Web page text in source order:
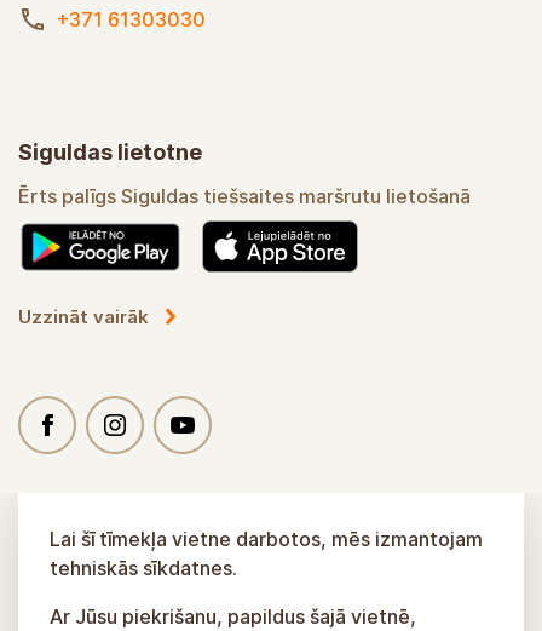
+371 61303030
Siguldas lietotne
Ērts palīgs Siguldas tiešsaites maršrutu lietošanā
Uzzināt vairāk
Lai šī tīmekļa vietne darbotos, mēs izmantojam
tehniskās sīkdatnes.
Ar Jūsu piekrišanu, papildus šajā vietnē,